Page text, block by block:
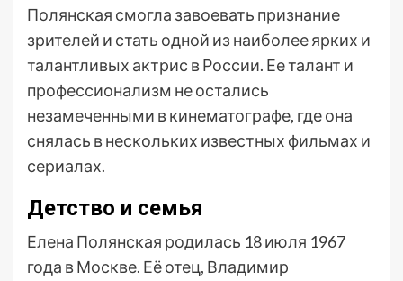
Полянская смогла завоевать признание
зрителей и стать одной из наиболее ярких и
талантливых актрис в России. Ее талант и
профессионализм не остались
незамеченными в кинематографе, где она
снялась в нескольких известных фильмах и
сериалах.
Детство и семья
Елена Полянская родилась 18 июля 1967
года в Москве. Её отец, Владимир